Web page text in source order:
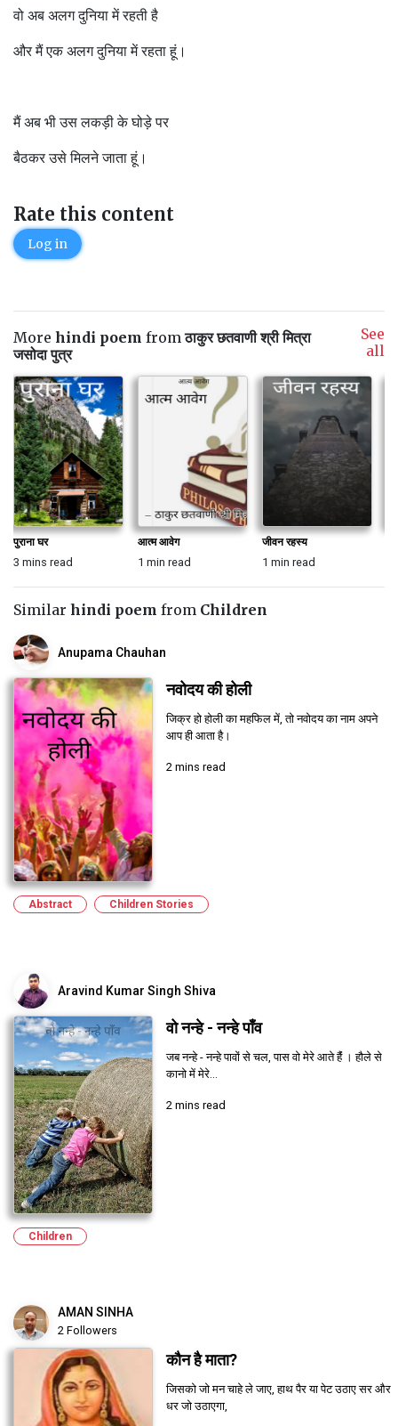
वो अब अलग दुनिया में रहती है
और मैं एक अलग दुनिया में रहता हूं।
मैं अब भी उस लकड़ी के घोड़े पर
बैठकर उसे मिलने जाता हूं।
Rate this content
Log in
More hindi poem fromठाकुर छतवाणी श्री मित्रा
जसोदा पुत्र
See
all
पुराना घर
3 mins read
आत्म आवेग
1 min read
जीवन रहस्य
1 min read
Similar hindi poem from Children
Anupama Chauhan
नवोदय की होली
जिक्र हो होली का महफिल में, तो नवोदय का नाम अपने
आप ही आता है।
2 mins read
Abstract Children Stories
Aravind Kumar Singh Shiva
वो नन्हे - नन्हे पाँव
जब नन्हे - नन्हे पावों से चल, पास वो मेरे आते हैंं । हौले से
कानो में मेरे...
2 mins read
Children
AMAN SINHA
2 Followers
कौन है माता?
जिसको जो मन चाहे ले जाए, हाथ पैर या पेट उठाए सर और
धर जो उठाएगा,